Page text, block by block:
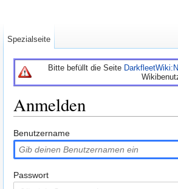
Bitte befüllt die Seite
Anmelden
Benutzername
Passwort
Spezialseite